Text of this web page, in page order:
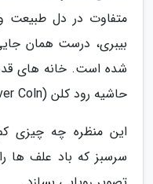
متفاوت در دل طبیعت
بیبری، درست همان
شده است. خانه های
حاشیه رود کلن (River Coln) را پرنموده اند.
این منظره چه چیزی
سرسبز که باد علف ها